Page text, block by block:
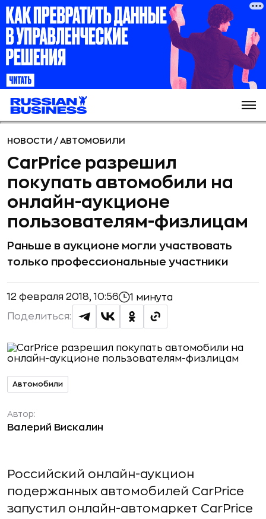
НОВОСТИ / АВТОМОБИЛИ
CarPrice разрешил
покупать автомобили на
онлайн-аукционе
пользователям-физлицам
Раньше в аукционе могли участвовать
только профессиональные участники
12 февраля 2018, 10:56 1 минута
Поделиться:
Автомобили
Автор:
Валерий Вискалин
Российский онлайн-аукцион
подержанных автомобилей CarPrice
запустил онлайн-автомаркет CarPrice